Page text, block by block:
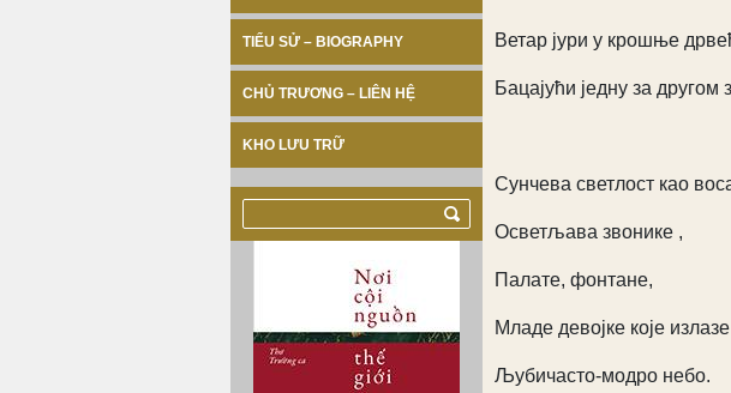
TIỂU SỬ – BIOGRAPHY
CHỦ TRƯƠNG – LIÊN HỆ
KHO LƯU TRỮ
Ветар јури у крошње
Бацајући једну за другом
Сунчева светлост као
Осветљава звонике ,
Палате, фонтане,
Младе девојке које
Љубичасто-модро небо.